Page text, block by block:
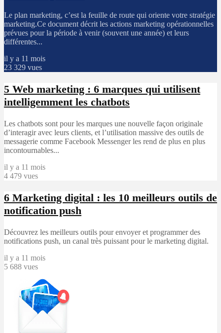
Le plan marketing, c’est la feuille de route qui oriente votre stratégie
marketing.Ce document décrit les actions marketing opérationnelles
prévues pour la période à venir (souvent une année) et leurs
différentes...
il y a 11 mois
23 329 vues
5 Web marketing : 6 marques qui utilisent
intelligemment les chatbots
Les chatbots sont pour les marques une nouvelle façon originale
d’interagir avec leurs clients, et l’utilisation massive des outils de
messagerie comme Facebook Messenger les rend de plus en plus
incontournables...
il y a 11 mois
4 479 vues
6 Marketing digital : les 10 meilleurs outils de
notification push
Découvrez les meilleurs outils pour envoyer et programmer des
notifications push, un canal très puissant pour le marketing digital.
il y a 11 mois
5 688 vues